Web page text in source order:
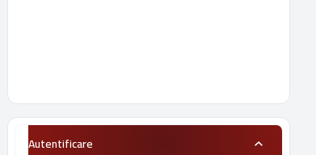
Autentificare